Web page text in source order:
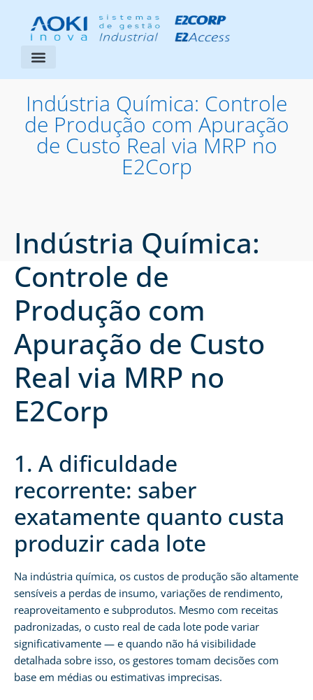
Indústria Química: Controle
de Produção com Apuração
de Custo Real via MRP no
E2Corp
Indústria Química:
Controle de
Produção com
Apuração de Custo
Real via MRP no
E2Corp
1. A dificuldade
recorrente: saber
exatamente quanto custa
produzir cada lote
Na indústria química, os custos de produção são altamente
sensíveis a perdas de insumo, variações de rendimento,
reaproveitamento e subprodutos. Mesmo com receitas
padronizadas, o custo real de cada lote pode variar
significativamente — e quando não há visibilidade
detalhada sobre isso, os gestores tomam decisões com
base em médias ou estimativas imprecisas.